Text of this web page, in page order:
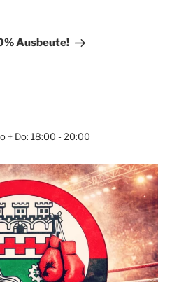
Ausbeute!
+ Do: 18:00 - 20:00